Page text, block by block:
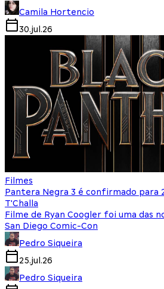
Camila Hortencio
30.jul.26
Filmes
Pantera Negra 3 é confirmado para
T'Challa
Filme de Ryan Coogler foi uma das
San Diego Comic-Con
Pedro Siqueira
25.jul.26
Pedro Siqueira